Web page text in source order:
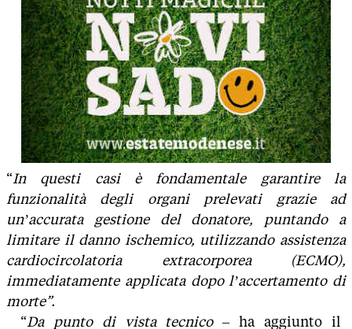
“In questi casi è fondamentale garantire la
funzionalità degli organi prelevati grazie ad
un’accurata gestione del donatore, puntando a
limitare il danno ischemico, utilizzando assistenza
cardiocircolatoria extracorporea (ECMO),
immediatamente applicata dopo l’accertamento di
morte”.
“Da punto di vista tecnico– ha aggiunto il